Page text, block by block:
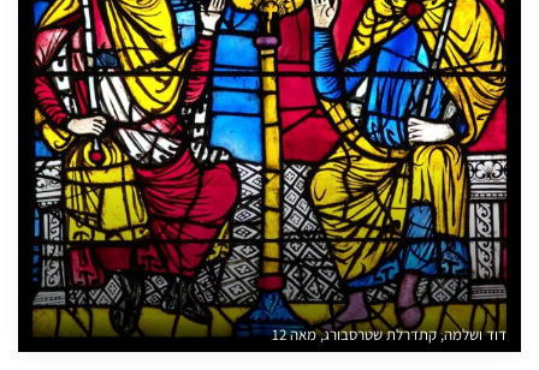
דוד ושלמה, קתדרלת שטרסבורג, מאה 12